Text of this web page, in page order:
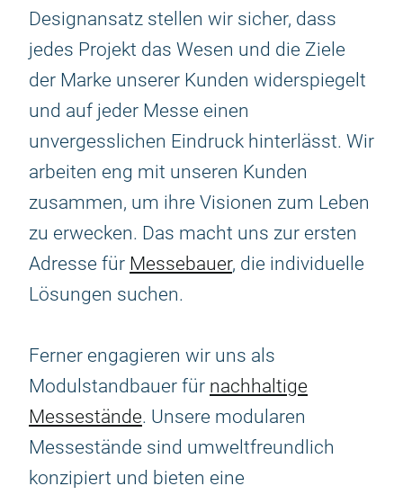
Designansatz stellen wir sicher, dass
jedes Projekt das Wesen und die Ziele
der Marke unserer Kunden widerspiegelt
und auf jeder Messe einen
unvergesslichen Eindruck hinterlässt. Wir
arbeiten eng mit unseren Kunden
zusammen, um ihre Visionen zum Leben
zu erwecken. Das macht uns zur ersten
Adresse für Messebauer, die individuelle
Lösungen suchen.
Ferner engagieren wir uns als
Modulstandbauer für nachhaltige
Messestände. Unsere modularen
Messestände sind umweltfreundlich
konzipiert und bieten eine